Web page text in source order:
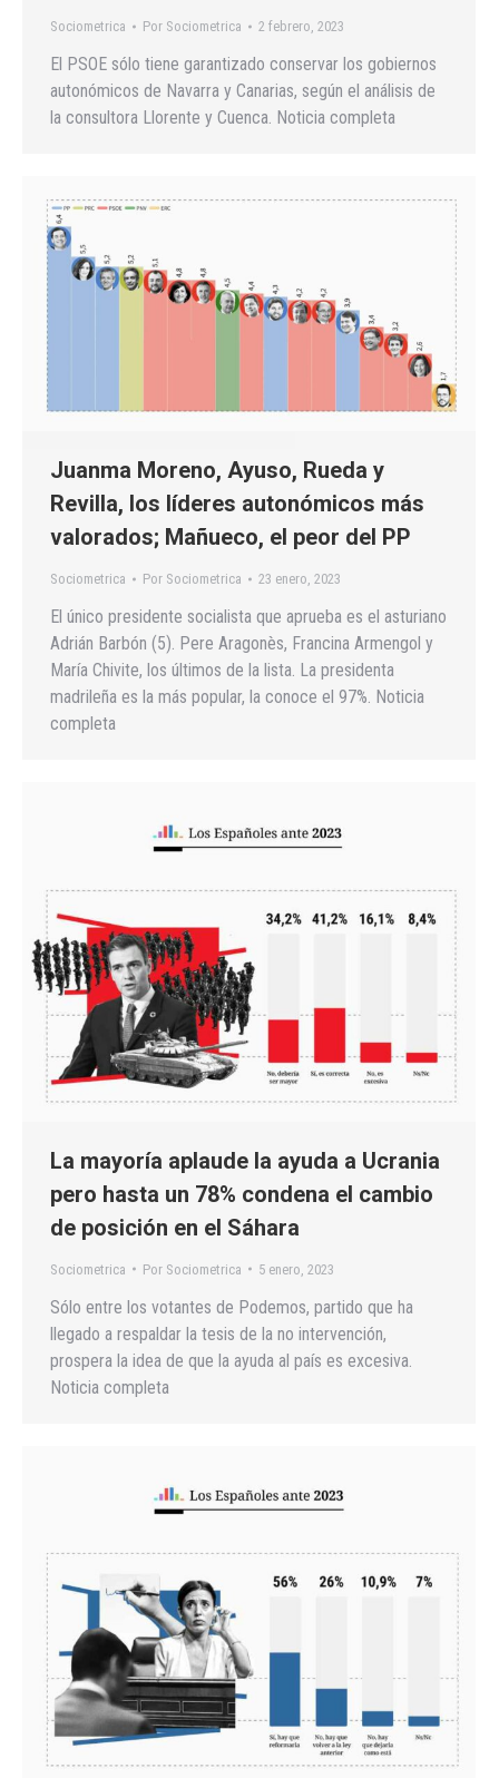
Sociometrica Por Sociometrica 2 febrero, 2023
El PSOE sólo tiene garantizado conservar los gobiernos
autonómicos de Navarra y Canarias, según el análisis de
la consultora Llorente y Cuenca. Noticia completa
Juanma Moreno, Ayuso, Rueda y
Revilla, los líderes autonómicos más
valorados; Mañueco, el peor del PP
Sociometrica Por Sociometrica 23 enero, 2023
El único presidente socialista que aprueba es el asturiano
Adrián Barbón (5). Pere Aragonès, Francina Armengol y
María Chivite, los últimos de la lista. La presidenta
madrileña es la más popular, la conoce el 97%. Noticia
completa
La mayoría aplaude la ayuda a Ucrania
pero hasta un 78% condena el cambio
de posición en el Sáhara
Sociometrica Por Sociometrica 5 enero, 2023
Sólo entre los votantes de Podemos, partido que ha
llegado a respaldar la tesis de la no intervención,
prospera la idea de que la ayuda al país es excesiva.
Noticia completa